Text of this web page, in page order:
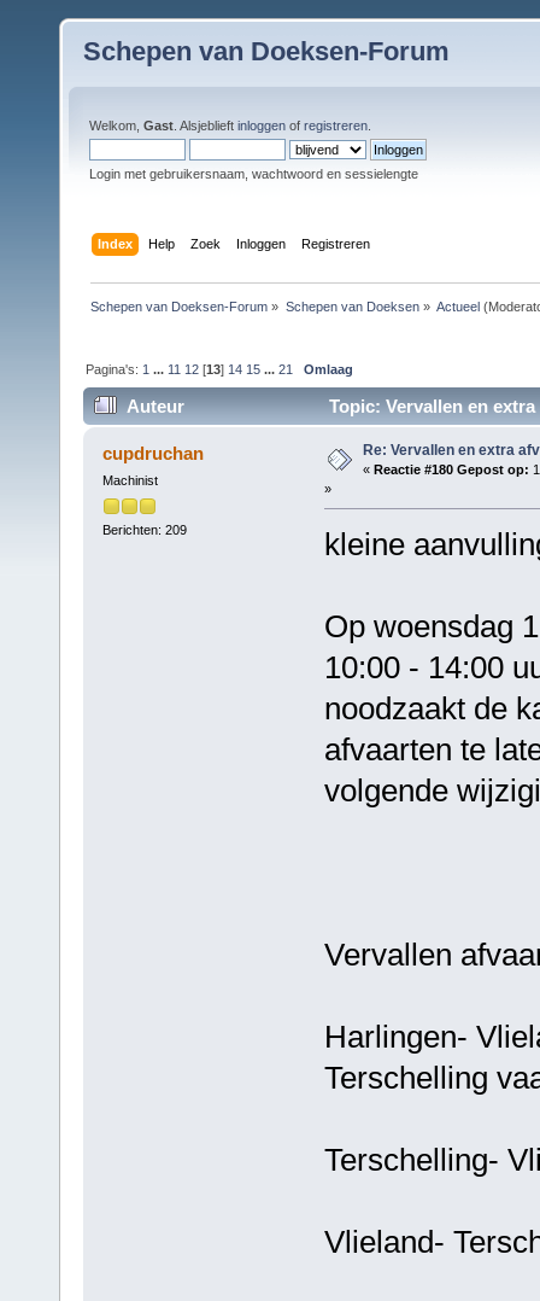
Schepen van Doeksen-Forum
Welkom, Gast . Alsjeblieft inloggen of registreren
Login met gebruikersnaam, wachtwoord en sessielengte
Index Help Zoek Inloggen Registreren
Schepen van Doeksen-Forum » Schepen van Doeksen» Actueel
Pagina's: 1 ... 11 12 [13] 14 15 ...21 Omlaag
Auteur Topic: Vervallen en
cupdruchan
Machinist
Berichten: 209
Re: Vervallen en extra
« Reactie #180 Gepost op:
»
kleine
Op woensdag
10:00 - 14:00
noodzaakt de
afvaarten te
volgende
Vervallen
Harlingen-
Terschelling
Vlieland-